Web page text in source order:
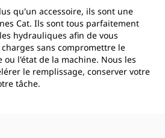
qu'un accessoire, ils sont une
Cat. Ils sont tous parfaitement
hydrauliques afin de vous
sans compromettre le
l'état de la machine. Nous les
le remplissage, conserver votre
tâche.